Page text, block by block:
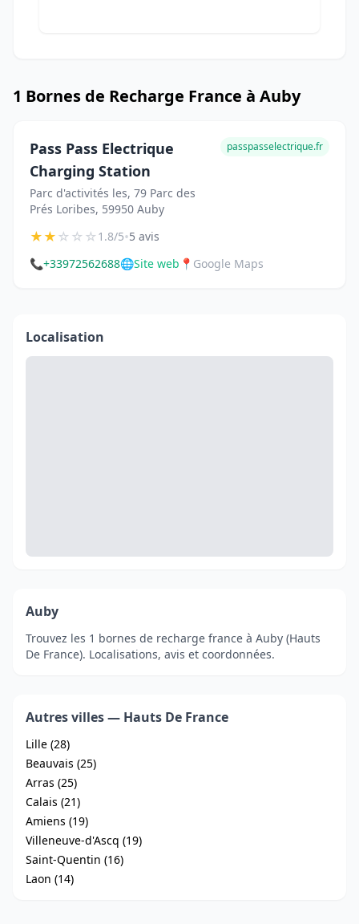
1 Bornes de Recharge France à Auby
Pass Pass Electrique
Charging Station
Parc d'activités les, 79 Parc des
Prés Loribes, 59950 Auby
passpasselectrique.fr
★★☆☆☆1.8/5•5 avis
📞+33972562688🌐Site web 📍 Google Maps
Localisation
Auby
Trouvez les 1 bornes de recharge france à Auby (Hauts
De France). Localisations, avis et coordonnées.
Autres villes — Hauts De France
Lille (28)
Beauvais (25)
Arras (25)
Calais (21)
Amiens (19)
Villeneuve-d'Ascq (19)
Saint-Quentin (16)
Laon (14)